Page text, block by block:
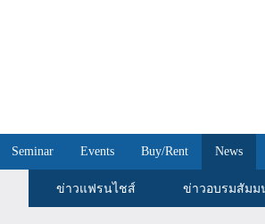
Seminar Events Buy/Rent News
ข่าวแฟรนไชส์ ข่าวอบรมสัมม